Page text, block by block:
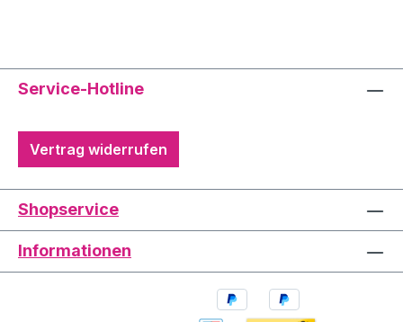
Service-Hotline
Vertrag widerrufen
Shopservice
Informationen